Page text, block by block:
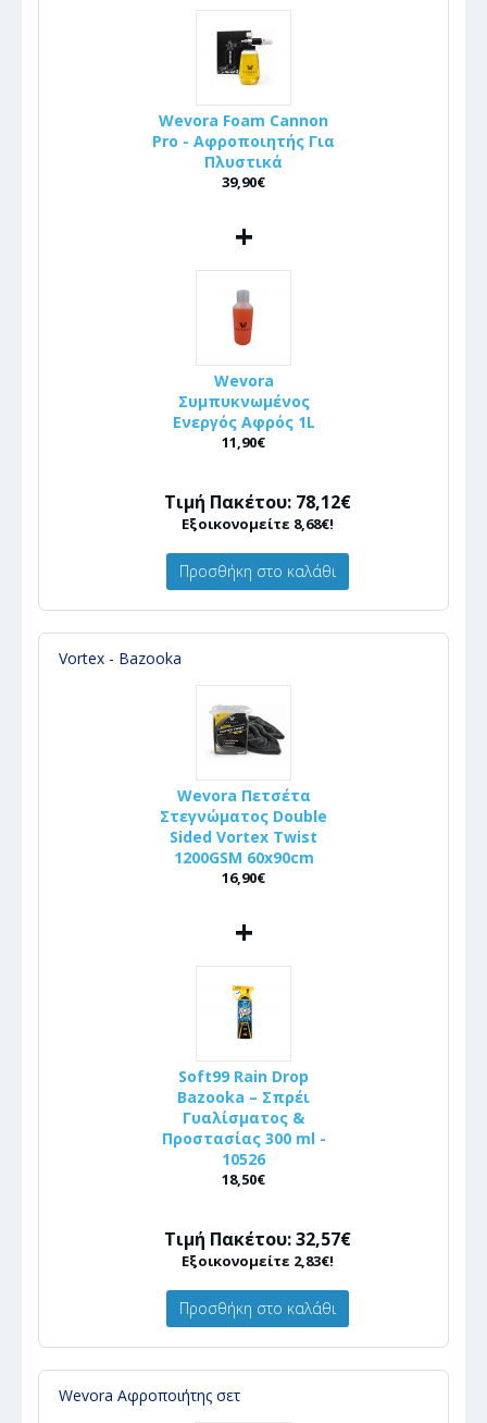
Wevora Foam Cannon
Pro - Αφροποιητής Για
Πλυστικά
39,90€
+
Wevora
Συμπυκνωμένος
Ενεργός Αφρός 1L
11,90€
Τιμή Πακέτου: 78,12€
Εξοικονομείτε 8,68€!
Προσθήκη στο καλάθι
Vortex - Bazooka
Wevora Πετσέτα
Στεγνώματος Double
Sided Vortex Twist
1200GSM 60x90cm
16,90€
+
Soft99 Rain Drop
Bazooka – Σπρέι
Γυαλίσματος &
Προστασίας 300 ml -
10526
18,50€
Τιμή Πακέτου: 32,57€
Εξοικονομείτε 2,83€!
Προσθήκη στο καλάθι
Wevora Αφροποιήτης σετ